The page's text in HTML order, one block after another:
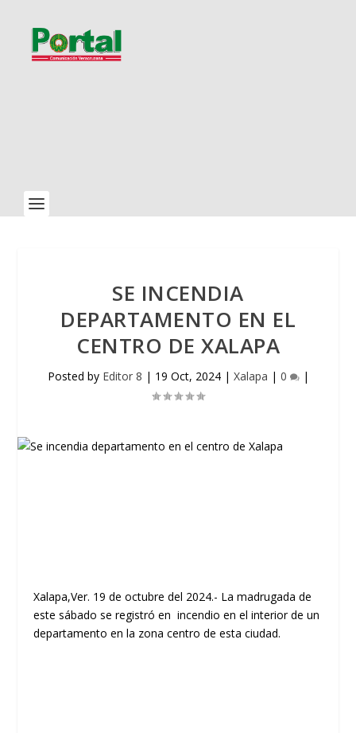
SE INCENDIA
DEPARTAMENTO EN EL
CENTRO DE XALAPA
Posted by Editor 8 | 19 Oct, 2024| Xalapa | 0 |
Xalapa,Ver. 19 de octubre del 2024.- La madrugada de
este sábado se registró en incendio en el interior de un
departamento en la zona centro de esta ciudad.